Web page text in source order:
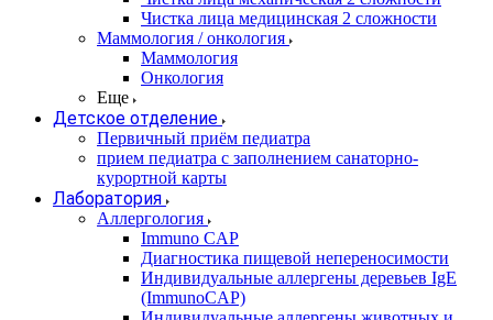
Чистка лица медицинская 2 сложности
Маммология / онкология
Маммология
Онкология
Еще
Детское отделение
Первичный приём педиатра
прием педиатра с заполнением санаторно-
курортной карты
Лаборатория
Аллергология
Immuno CAP
Диагностика пищевой непереносимости
Индивидуальные аллергены деревьев IgE
(ImmunoCAP)